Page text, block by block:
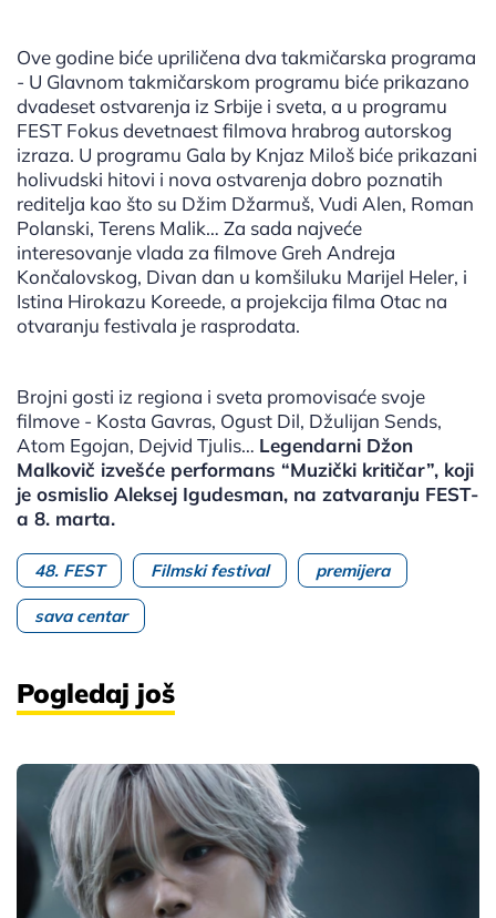
Ove godine biće upriličena dva takmičarska programa
- U Glavnom takmičarskom programu biće prikazano
dvadeset ostvarenja iz Srbije i sveta, a u programu
FEST Fokus devetnaest filmova hrabrog autorskog
izraza. U programu Gala by Knjaz Miloš biće prikazani
holivudski hitovi i nova ostvarenja dobro poznatih
reditelja kao što su Džim Džarmuš, Vudi Alen, Roman
Polanski, Terens Malik… Za sada najveće
interesovanje vlada za filmove Greh Andreja
Končalovskog, Divan dan u komšiluku Marijel Heler, i
Istina Hirokazu Koreede, a projekcija filma Otac na
otvaranju festivala je rasprodata.
Brojni gosti iz regiona i sveta promovisaće svoje
filmove - Kosta Gavras, Ogust Dil, Džulijan Sends,
Atom Egojan, Dejvid Tjulis… Legendarni Džon
Malkovič izvešće performans “Muzički kritičar”, koji
je osmislio Aleksej Igudesman, na zatvaranju FEST-
a 8. marta.
48. FEST Filmski festival premijera
sava centar
Pogledaj još